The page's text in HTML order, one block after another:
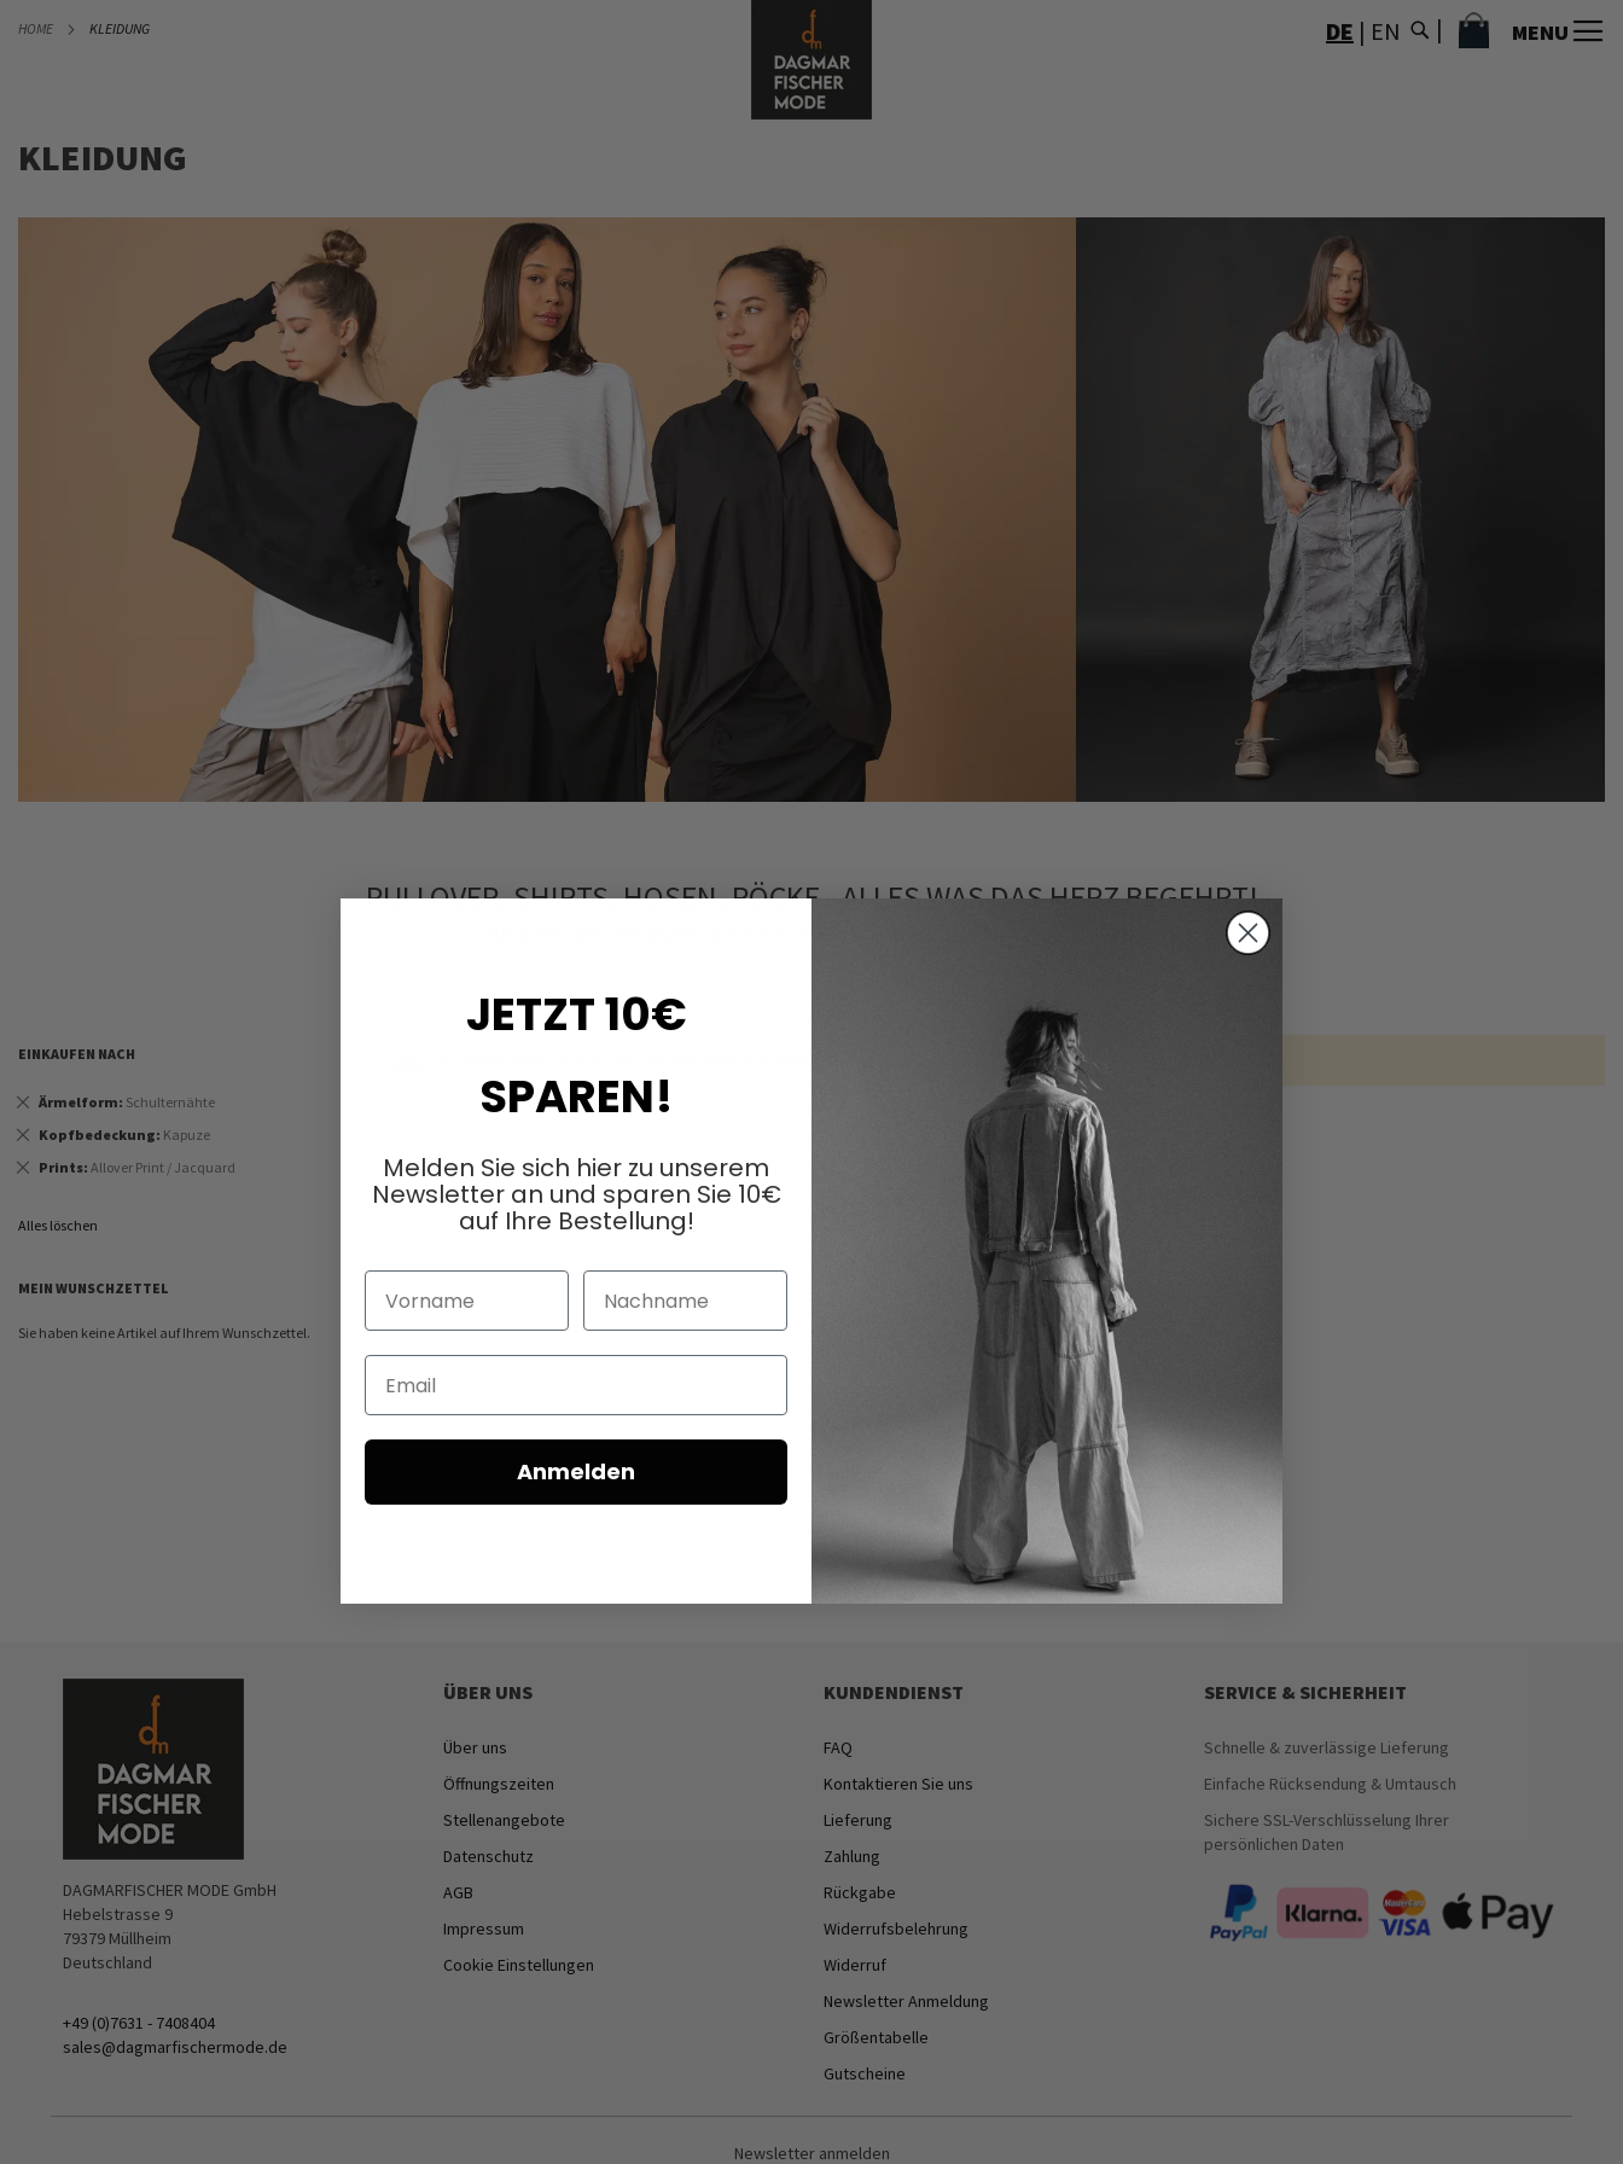
HOME KLEIDUNG
ZUM
DE | EN MENU
MEIN WARENKORB
KLEIDUNG
PULLOVER, SHIRTS, HOSEN, RÖCKE - ALLES WAS DAS HERZ BEGEHRT!
EINKAUFEN NACH
Ärmelform Schulternähte
Dies
Kopfbedeckung Kapuze
Dies
Prints Allover Print / Jacquard
Dies
Alles löschen
MEIN WUNSCHZETTEL
Sie haben keine Artikel auf Ihrem Wunschzettel.
DAGMARFISCHER MODE GmbH
Hebelstrasse 9
79379 Müllheim
Deutschland
+49 (0)7631 - 7408404
sales@dagmarfischermode.de
ÜBER UNS
Über uns
Öffnungszeiten
Stellenangebote
Datenschutz
AGB
Impressum
Cookie Einstellungen
KUNDENDIENST
FAQ
Kontaktieren Sie uns
Lieferung
Zahlung
Rückgabe
Widerrufsbelehrung
Widerruf
Newsletter Anmeldung
Größentabelle
Gutscheine
SERVICE & SICHERHEIT
Schnelle & zuverlässige Lieferung
Einfache Rücksendung & Umtausch
Sichere SSL-Verschlüsselung Ihrer
persönlichen Daten
Newsletter anmelden
JETZT 10€
SPAREN!
Melden Sie sich hier zu unserem
Newsletter an und sparen Sie 10€
auf Ihre Bestellung!
Vorname Nachname
Email
Anmelden